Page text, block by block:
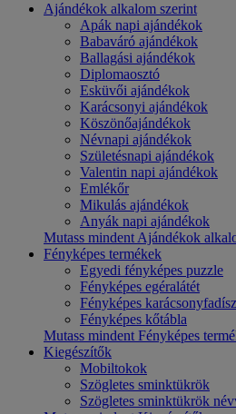
Ajándékok alkalom szerint
Apák napi ajándékok
Babaváró ajándékok
Ballagási ajándékok
Diplomaosztó
Esküvői ajándékok
Karácsonyi ajándékok
Köszönőajándékok
Névnapi ajándékok
Születésnapi ajándékok
Valentin napi ajándékok
Emlékőr
Mikulás ajándékok
Anyák napi ajándékok
Mutass mindent Ajándékok
Fényképes termékek
Egyedi fényképes puzzle
Fényképes egéralátét
Fényképes
Fényképes kőtábla
Mutass mindent Fényképes
Kiegészítők
Mobiltokok
Szögletes sminktükrök
Szögletes sminktükrök